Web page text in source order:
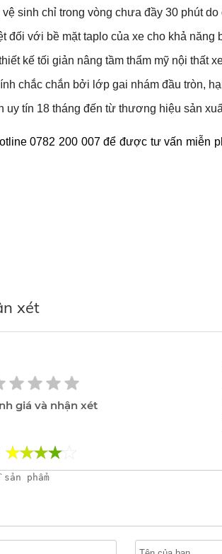
vệ sinh chỉ trong vòng chưa đầy 30 phút
đối với bề mặt taplo của xe cho khả năng
kế tối giản nâng tầm thẩm mỹ nội thất
chắc chắn bởi lớp gai nhám đầu tròn,
uy tín 18 tháng đến từ thương hiệu sản
0782 200 007 để được tư vấn miễn
xét
giá và nhận xét